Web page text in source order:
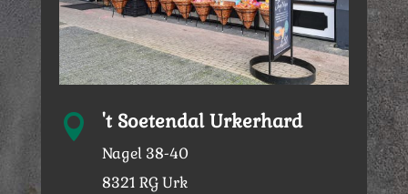
 't Soetendal Urkerhard
Nagel 38-40
8321 RG Urk